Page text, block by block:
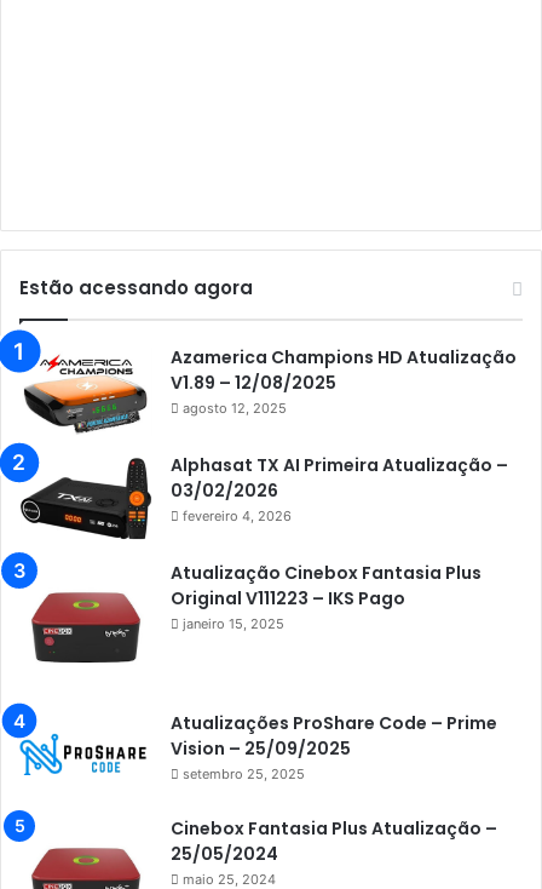
Audisat K10 Urus
Audisat K20 Huracan
Audisat K30 Aventador
Azamerica
Azamerica Beats
Azamerica Champions
Azamerica Champions IPTV
Azamerica Extremo IPTV
Azamerica F92 Plus
Azamerica Gold
Azamerica i7 IPTV
Azamerica King
Azamerica King GX PRO
Azamerica King IPTV
Estão acessando agora
Azamerica Champions HD Atualização
V1.89 – 12/08/2025
agosto 12, 2025
Alphasat TX AI Primeira Atualização –
03/02/2026
fevereiro 4, 2026
Atualização Cinebox Fantasia Plus
Original V111223 – IKS Pago
janeiro 15, 2025
Atualizações ProShare Code – Prime
Vision – 25/09/2025
setembro 25, 2025
Cinebox Fantasia Plus Atualização –
25/05/2024
maio 25, 2024